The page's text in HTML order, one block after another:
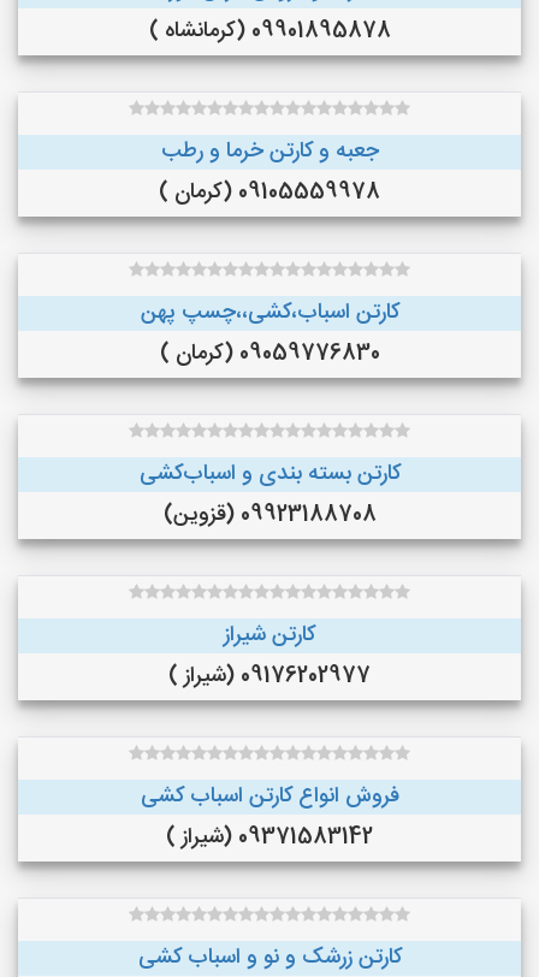
09901895878 (کرمانشاه )
جعبه و کارتن خرما و رطب
09105559978 (کرمان )
کارتن اسباب،کشی،،چسپ پهن
09059776830 (کرمان )
کارتن بسته بندی و اسباب‌کشی
09923188708 (قزوین)
کارتن شیراز
09176202977 (شیراز )
فروش انواع کارتن اسباب کشی
09371583142 (شیراز )
کارتن زرشک و نو و اسباب کشی